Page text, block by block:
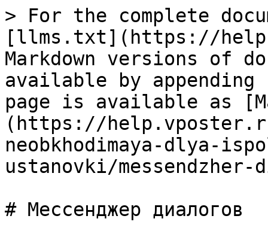
> For the complete
[llms.txt](https://
Markdown versions of
available by
page is available as
(https://
neobkhodimaya-dlya-
ustanovki/
# Мессенджер диалогов